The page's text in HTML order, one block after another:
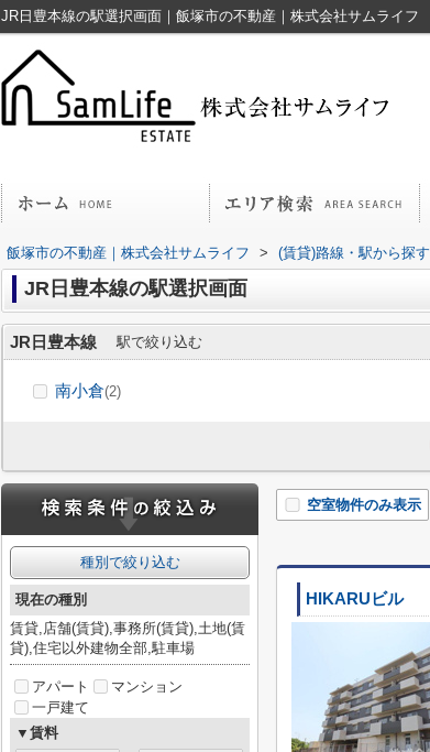
JR日豊本線の駅選択画面｜飯塚市の不動産｜株式会社サムライフ
飯塚市の不動産｜株式会社サムライフ > (賃貸)路線・駅から探す
JR日豊本線の駅選択画面
JR日豊本線 駅で絞り込む
南小倉(2)
空室物件のみ表示
HIKARUビル
種別で絞り込む
現在の種別
賃貸,店舗(賃貸),事務所(賃貸),土地(賃
貸),住宅以外建物全部,駐車場
アパート
マンション
一戸建て
▼賃料